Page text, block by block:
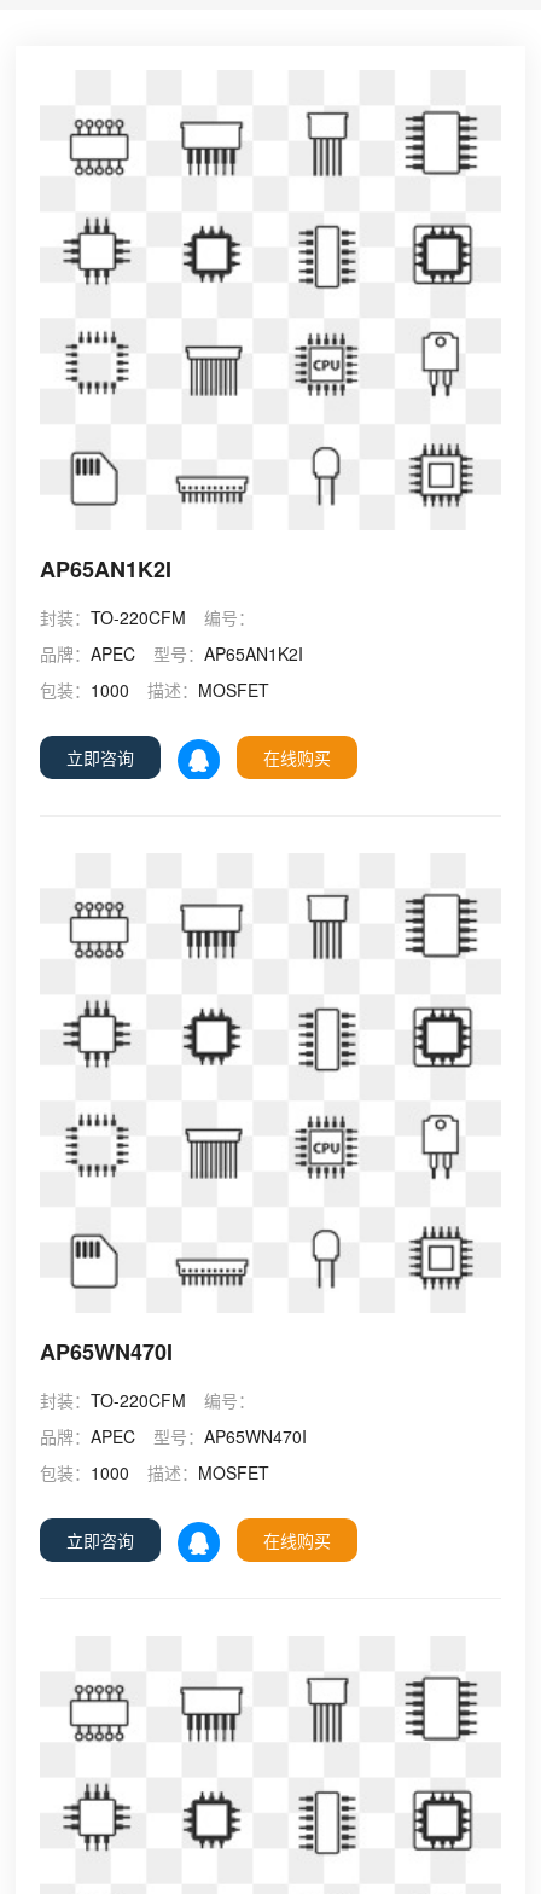
AP65AN1K2I
封装：TO-220CFM
编号：
品牌：APEC 型号：AP65AN1K2I
包装： 1000 描述： MOSFET
立即咨询 在线购买
AP65WN470I
封装：TO-220CFM
编号：
品牌：APEC 型号：AP65WN470I
包装： 1000 描述： MOSFET
立即咨询 在线购买